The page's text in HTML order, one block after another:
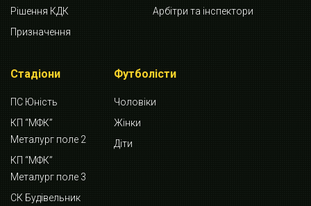
Рішення КДК
Арбітри та інспектори
Призначення
Стадіони
ПС Юність
КП “МФК”
Металург поле 2
КП “МФК”
Металург поле 3
СК Будівельник
Футболісти
Чоловіки
Жінки
Діти